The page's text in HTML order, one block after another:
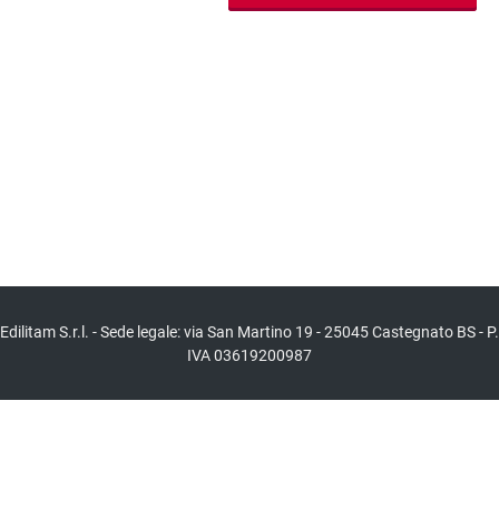
Edilitam S.r.l. - Sede legale: via San Martino 19 - 25045 Castegnato BS - P.
IVA 03619200987